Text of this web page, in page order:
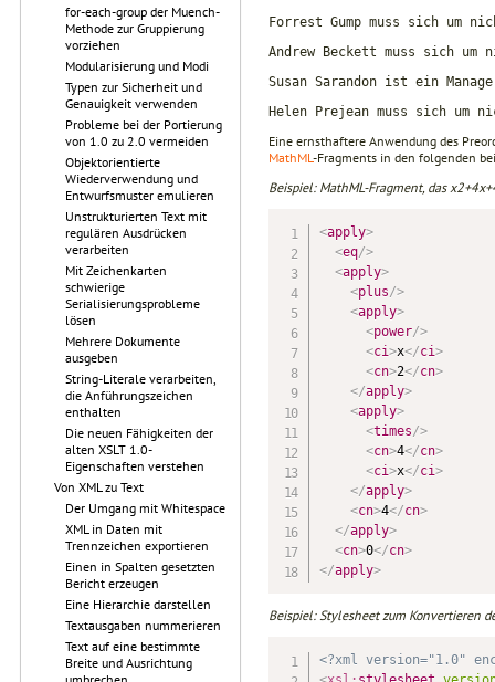
for-each-group der Muench-
Methode zur Gruppierung
vorziehen
Modularisierung und Modi
Typen zur Sicherheit und
Genauigkeit verwenden
Probleme bei der Portierung
von 1.0 zu 2.0 vermeiden
Objektorientierte
Wiederverwendung und
Entwurfsmuster emulieren
Unstrukturierten Text mit
regulären Ausdrücken
verarbeiten
Mit Zeichenkarten
schwierige
Serialisierungsprobleme
lösen
Mehrere Dokumente
ausgeben
String-Literale verarbeiten,
die Anführungszeichen
enthalten
Die neuen Fähigkeiten der
alten XSLT 1.0-
Eigenschaften verstehen
Von XML zu Text
Der Umgang mit Whitespace
XML in Daten mit
Trennzeichen exportieren
Einen in Spalten gesetzten
Bericht erzeugen
Eine Hierarchie darstellen
Textausgaben nummerieren
Text auf eine bestimmte
Breite und Ausrichtung
Forrest Gump muss sich um
Andrew Beckett muss sich um
Susan Sarandon ist ein
Helen Prejean muss sich um
Eine ernsthaftere Anwendung des
MathML -Fragments in den folgenden
Beispiel: MathML-Fragment, das
<apply>
<eq/>
<apply>
<plus/>
<apply>
<power/>
<ci>x</ci>
<cn>2</cn>
</apply>
<apply>
<times/>
<cn>4</cn>
<ci>x</ci>
</apply>
<cn>4</cn>
</apply>
<cn>0</cn>
</apply>
Beispiel: Stylesheet zum Konvertieren
<?xml version="1.0"